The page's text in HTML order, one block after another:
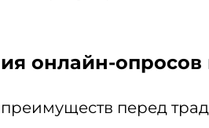
онлайн-опросов
перед